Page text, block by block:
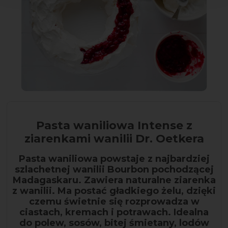
Pasta waniliowa Intense z
ziarenkami wanilii Dr. Oetkera
Pasta waniliowa powstaje z najbardziej
szlachetnej wanilii Bourbon pochodzącej
Madagaskaru. Zawiera naturalne ziarenka
z wanilii. Ma postać gładkiego żelu, dzięki
czemu świetnie się rozprowadza w
ciastach, kremach i potrawach. Idealna
do polew, sosów, bitej śmietany, lodów